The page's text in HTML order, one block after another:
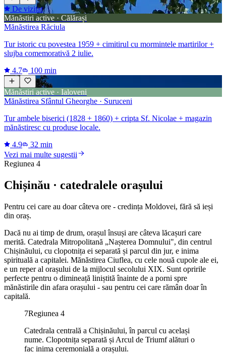
De vizitat
Mănăstiri active · Călărași
Mănăstirea Răciula
Tur istoric cu povestea 1959 + cimitirul cu mormintele martirilor +
slujba comemorativă 2 iulie.
4.7
100 min
Mănăstiri active · Ialoveni
Mănăstirea Sfântul Gheorghe · Suruceni
Tur ambele biserici (1828 + 1860) + cripta Sf. Nicolae + magazin
mănăstiresc cu produse locale.
4.9
32 min
Vezi mai multe sugestii
Regiunea 4
Chișinău · catedralele orașului
Pentru cei care au doar câteva ore - credința Moldovei, fără să ieși
din oraș.
Dacă nu ai timp de drum, orașul însuși are câteva lăcașuri care
merită. Catedrala Mitropolitană „Nașterea Domnului", din centrul
Chișinăului, cu clopotnița ei separată și parcul din jur, e inima
spirituală a capitalei. Mănăstirea Ciuflea, cu cele nouă cupole ale ei,
e un reper al orașului de la mijlocul secolului XIX. Sunt opririle
perfecte pentru o dimineață liniștită înainte de a porni spre
mănăstirile din afara orașului - sau pentru cei care rămân doar în
capitală.
7Regiunea 4
Catedrala centrală a Chișinăului, în parcul cu același
nume. Clopotnița separată și Arcul de Triumf alături o
fac inima ceremonială a orașului.